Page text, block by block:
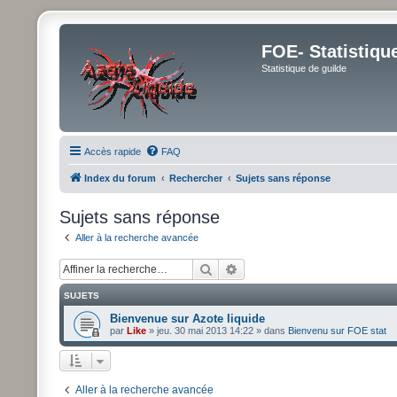
FOE-
Statistique de guilde
Accès rapide FAQ
Index du forum Rechercher Sujets sans réponse
Sujets sans réponse
Aller à la recherche avancée
Rechercher
SUJETS
Bienvenue sur Azote liquide
parLike »jeu. 30 mai 2013 14:22 » dans Bienvenu sur FOE stat
Aller à la recherche avancée